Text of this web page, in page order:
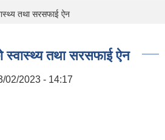
तथा सरसफाई ऐन
स्वास्थ्य तथा सरसफाई ऐन
02/2023 - 14:17